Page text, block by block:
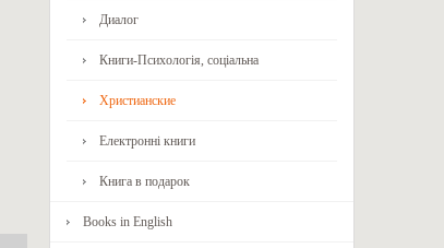
Диалог
Книги-Психологія, соціальна
Христианские
Електронні книги
Книга в подарок
Books in English